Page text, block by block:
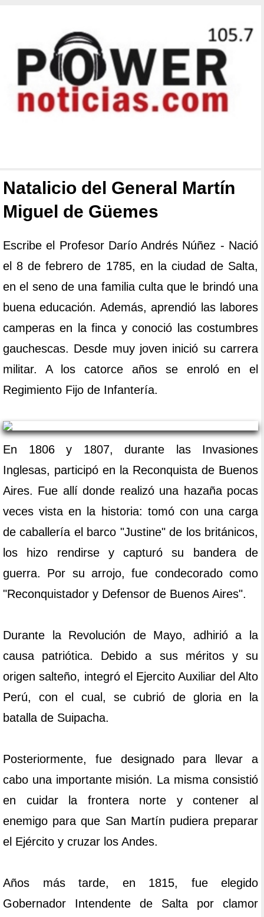
Natalicio del General Martín
Miguel de Güemes
Escribe el Profesor Darío Andrés Núñez - Nació
el 8 de febrero de 1785, en la ciudad de Salta,
en el seno de una familia culta que le brindó una
buena educación. Además, aprendió las labores
camperas en la finca y conoció las costumbres
gauchescas. Desde muy joven inició su carrera
militar. A los catorce años se enroló en el
Regimiento Fijo de Infantería.
En 1806 y 1807, durante las Invasiones
Inglesas, participó en la Reconquista de Buenos
Aires. Fue allí donde realizó una hazaña pocas
veces vista en la historia: tomó con una carga
de caballería el barco "Justine" de los británicos,
los hizo rendirse y capturó su bandera de
guerra. Por su arrojo, fue condecorado como
"Reconquistador y Defensor de Buenos Aires".
Durante la Revolución de Mayo, adhirió a la
causa patriótica. Debido a sus méritos y su
origen salteño, integró el Ejercito Auxiliar del Alto
Perú, con el cual, se cubrió de gloria en la
batalla de Suipacha.
Posteriormente, fue designado para llevar a
cabo una importante misión. La misma consistió
en cuidar la frontera norte y contener al
enemigo para que San Martín pudiera preparar
el Ejército y cruzar los Andes.
Años más tarde, en 1815, fue elegido
Gobernador Intendente de Salta por clamor